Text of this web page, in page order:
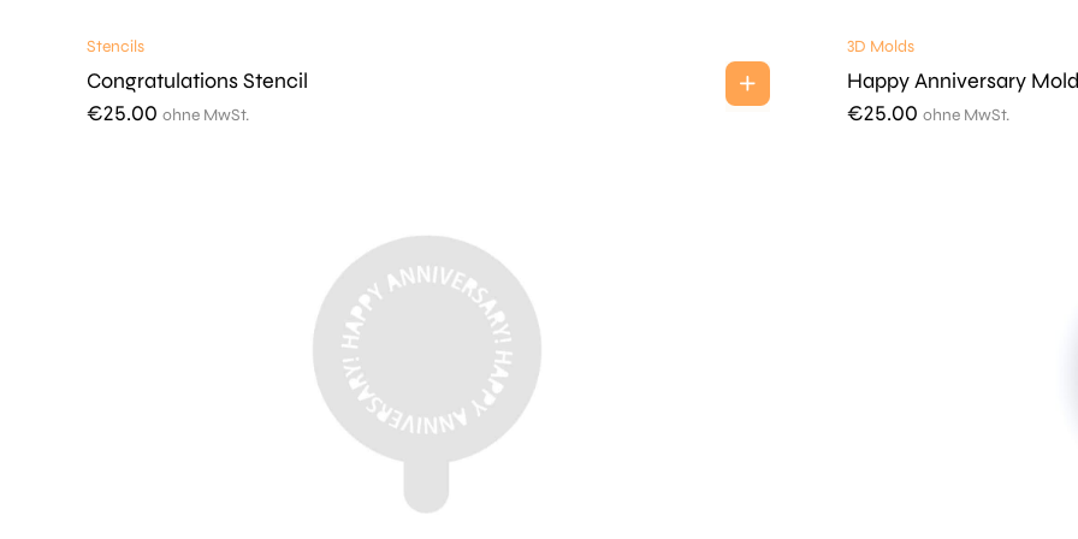
Stencils
Congratulations Stencil
€25.00 ohne MwSt.
3D Molds
Happy Anniversary
€25.00 ohne MwSt.